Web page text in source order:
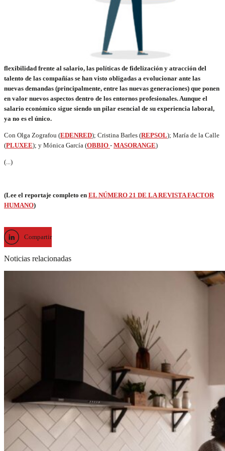
flexibilidad frente al salario, las políticas de fidelización y atracción del
talento de las compañías se han visto obligadas a evolucionar ante las
nuevas demandas (principalmente, entre las nuevas generaciones) que ponen
en valor nuevos aspectos dentro de los entornos profesionales. Aunque el
salario económico sigue siendo un pilar esencial de su experiencia laboral,
ya no es el único.
Con Olga Zografou (EDENRED); Cristina Barles (REPSOL); María de la Calle
(PLUXEE); y Mónica García (OBBIO - MASORANGE)
(...)
(Lee el reportaje completo en EL NÚMERO 21 DE LA REVISTA FACTOR
HUMANO)
Compartir
Noticias relacionadas